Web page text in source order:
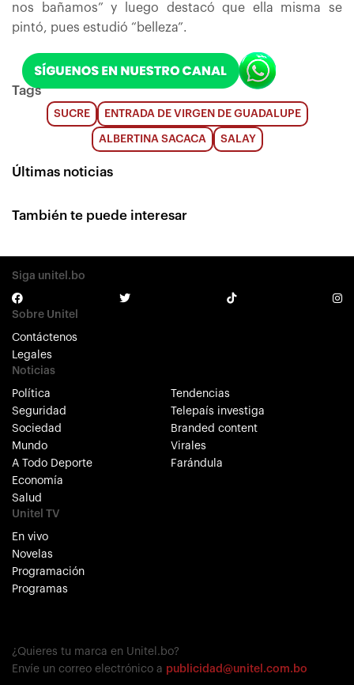
nos bañamos” y luego destacó que ella misma se
pintó, pues estudió “belleza”.
Tags
SUCRE ENTRADA DE VIRGEN DE GUADALUPE
ALBERTINA SACACA SALAY
Últimas noticias
También te puede interesar
Siga unitel.bo
Sobre Unitel
Contáctenos
Legales
Noticias
Política
Seguridad
Sociedad
Mundo
A Todo Deporte
Economía
Salud
Tendencias
Telepaís investiga
Branded content
Virales
Farándula
Unitel TV
En vivo
Novelas
Programación
Programas
¿Quieres tu marca en Unitel.bo?
Envíe un correo electrónico a publicidad@unitel.com.bo